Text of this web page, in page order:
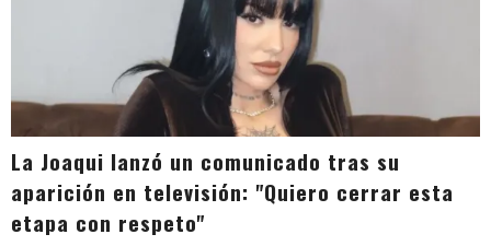
La Joaqui lanzó un comunicado tras su
aparición en televisión: "Quiero cerrar esta
etapa con respeto"